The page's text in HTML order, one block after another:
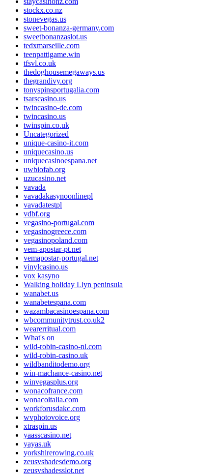
stockx.co.nz
stonevegas.us
sweet-bonanza-germany.com
sweetbonanzaslot.us
tedxmarseille.com
teenpattigame.win
tfsvl.co.uk
thedoghousemegaways.us
thegrandivy.org
tonyspinsportugalia.com
tsarscasino.us
twincasino-de.com
twincasino.us
twinspin.co.uk
Uncategorized
unique-casino-it.com
uniquecasino.us
uniquecasinoespana.net
uwbiofab.org
uzucasino.net
vavada
vavadakasynoonlinepl
vavadatestpl
vdbf.org
vegasino-portugal.com
vegasinogreece.com
vegasinopoland.com
vem-apostar-pt.net
vemapostar-portugal.net
vinylcasino.us
vox kasyno
Walking holiday Llyn peninsula
wanabet.us
wanabetespana.com
wazambacasinoespana.com
wbcommunitytrust.co.uk2
wearerritual.com
What's on
wild-robin-casino-nl.com
wild-robin-casino.uk
wildbanditodemo.org
win-machance-casino.net
winvegasplus.org
wonacofrance.com
wonacoitalia.com
workforusdakc.com
wvphotovoice.org
xtraspin.us
yaasscasino.net
yayas.uk
yorkshirerowing.co.uk
zeusvshadesdemo.org
zeusvshadesslot.net